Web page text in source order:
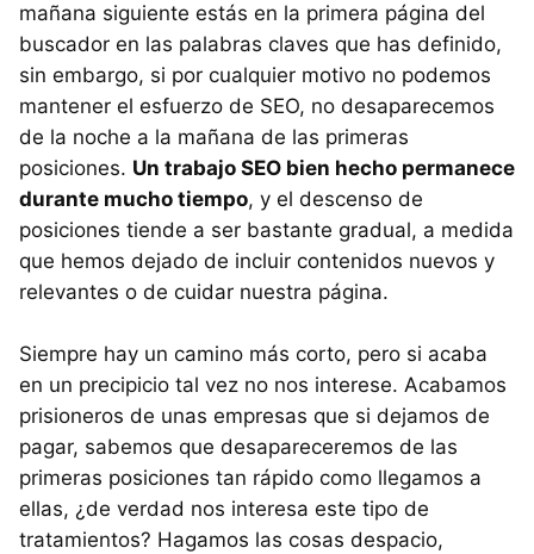
mañana siguiente estás en la primera página del
buscador en las palabras claves que has definido,
sin embargo, si por cualquier motivo no podemos
mantener el esfuerzo de SEO, no desaparecemos
de la noche a la mañana de las primeras
posiciones. Un trabajo SEO bien hecho permanece
durante mucho tiempo, y el descenso de
posiciones tiende a ser bastante gradual, a medida
que hemos dejado de incluir contenidos nuevos y
relevantes o de cuidar nuestra página.
Siempre hay un camino más corto, pero si acaba
en un precipicio tal vez no nos interese. Acabamos
prisioneros de unas empresas que si dejamos de
pagar, sabemos que desapareceremos de las
primeras posiciones tan rápido como llegamos a
ellas, ¿de verdad nos interesa este tipo de
tratamientos? Hagamos las cosas despacio,